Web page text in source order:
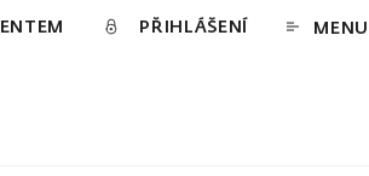
PŘIHLÁŠENÍ MENU